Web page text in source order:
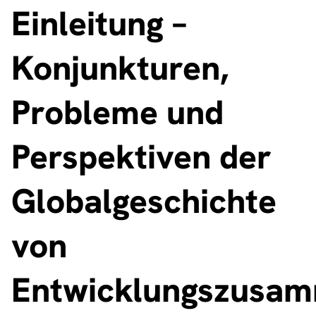
Einleitung –
Konjunkturen,
Probleme und
Perspektiven der
Globalgeschichte
von